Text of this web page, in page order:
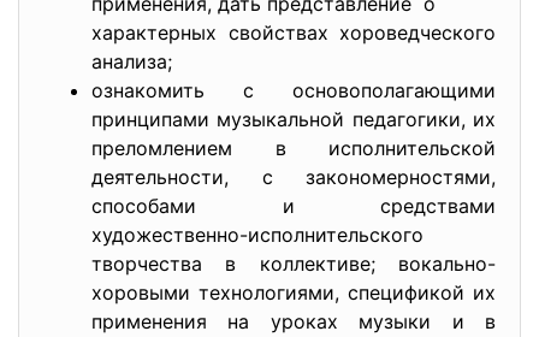
характерных свойствах хороведческого
анализа;
ознакомить с основополагающими
принципами музыкальной педагогики, их
преломлением в исполнительской
деятельности, с закономерностями,
способами и средствами
художественно-исполнительского
творчества в коллективе; вокально-
хоровыми технологиями, спецификой их
применения на уроках музыки и в